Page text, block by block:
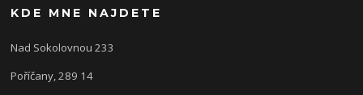
KDE MNE NAJDETE
Nad Sokolovnou 233
Poříčany, 289 14